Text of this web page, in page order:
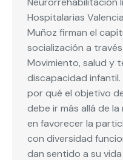
Hospitalarias
Muñoz firman el
socialización a
Movimiento, salud y
discapacidad
por qué el objetivo
debe ir más allá de
en favorecer la
con diversidad
dan sentido a su